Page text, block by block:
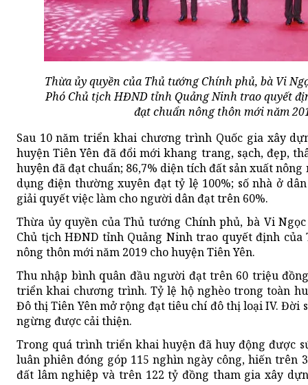
Thừa ủy quyền của Thủ tướng Chính phủ, bà Vi
Phó Chủ tịch HĐND tỉnh Quảng Ninh trao quyết
đạt chuẩn nông thôn mới năm
Sau 10 năm triển khai chương trình Quốc gia xây
huyện Tiên Yên đã đổi mới khang trang, sạch, đẹp,
huyện đã đạt chuẩn; 86,7% diện tích đất sản xuất
dụng điện thường xuyên đạt tỷ lệ 100%; số nhà ở
giải quyết việc làm cho người dân đạt trên 60%.
Thừa ủy quyền của Thủ tướng Chính phủ, bà Vi
Chủ tịch HĐND tỉnh Quảng Ninh trao quyết định
nông thôn mới năm 2019 cho huyện Tiên Yên.
Thu nhập bình quân đầu người đạt trên 60 triệu
triển khai chương trình. Tỷ lệ hộ nghèo trong toàn
Đô thị Tiên Yên mở rộng đạt tiêu chí đô thị loại IV. Đời
ngừng được cải thiện.
Trong quá trình triển khai huyện đã huy động được
luân phiên đóng góp 115 nghìn ngày công, hiến trên
đất lâm nghiệp và trên 122 tỷ đồng tham gia xây